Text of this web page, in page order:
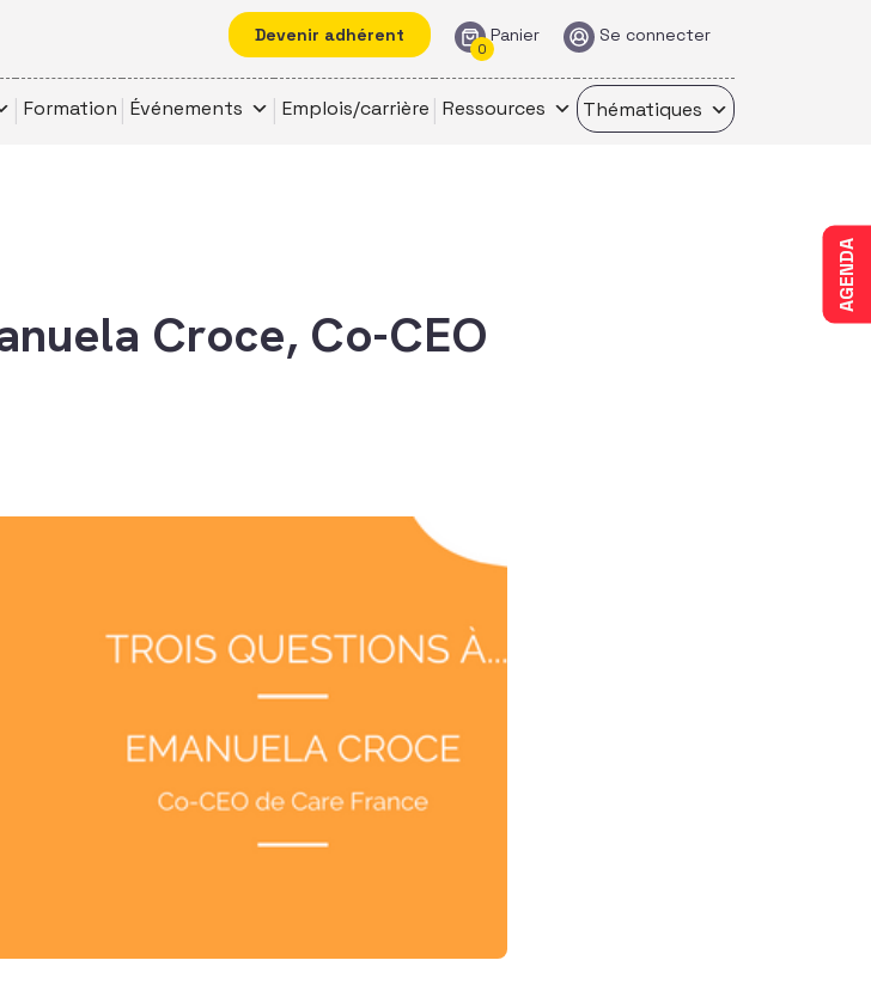
Devenir adhérent Panier
0
Se connecter
Formation Événements Emplois/carrière Ressources Thématiques
AGENDA
Croce, Co-CEO